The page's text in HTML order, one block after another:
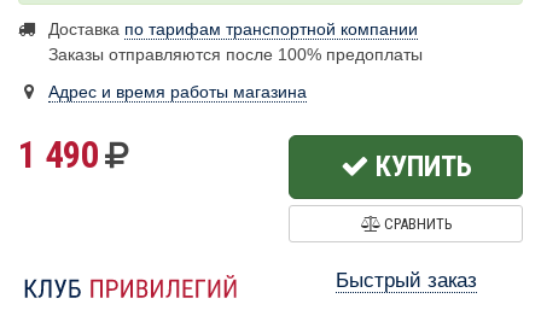
Доставка по тарифам транспортной компании
Заказы отправляются после 100% предоплаты
Адрес и время работы магазина
1 490 КУПИТЬ
СРАВНИТЬ
Быстрый заказ